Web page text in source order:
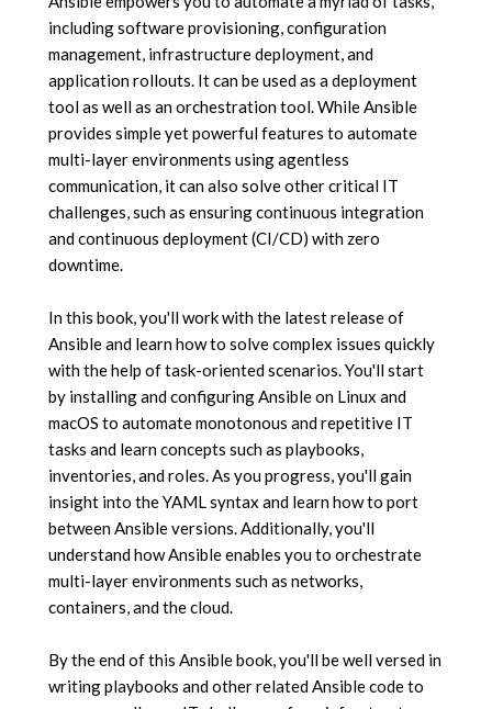
including software provisioning, configuration
management, infrastructure deployment, and
application rollouts. It can be used as a deployment
tool as well as an orchestration tool. While Ansible
provides simple yet powerful features to automate
multi-layer environments using agentless
communication, it can also solve other critical IT
challenges, such as ensuring continuous integration
and continuous deployment (CI/CD) with zero
downtime.
In this book, you'll work with the latest release of
Ansible and learn how to solve complex issues quickly
with the help of task-oriented scenarios. You'll start
by installing and configuring Ansible on Linux and
macOS to automate monotonous and repetitive IT
tasks and learn concepts such as playbooks,
inventories, and roles. As you progress, you'll gain
insight into the YAML syntax and learn how to port
between Ansible versions. Additionally, you'll
understand how Ansible enables you to orchestrate
multi-layer environments such as networks,
containers, and the cloud.
By the end of this Ansible book, you'll be well versed in
writing playbooks and other related Ansible code to